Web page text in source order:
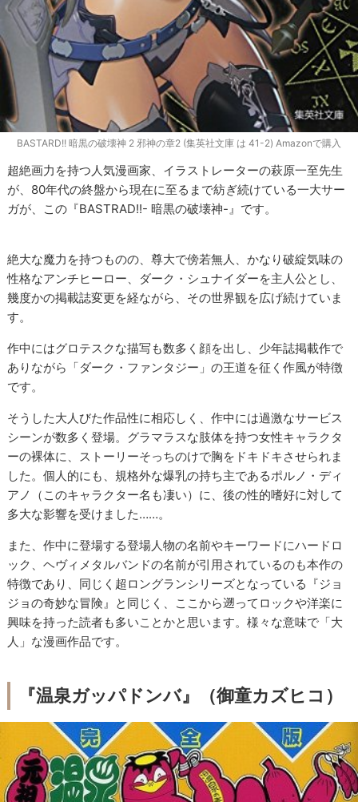
BASTARD!! 暗黒の破壊神 2 邪神の章2 (集英社文庫 は 41-2) Amazonで購入
超絶画力を持つ人気漫画家、イラストレーターの萩原一至先生
が、80年代の終盤から現在に至るまで紡ぎ続けている一大サー
ガが、この『BASTRAD!!- 暗黒の破壊神-』です。
絶大な魔力を持つものの、尊大で傍若無人、かなり破綻気味の
性格なアンチヒーロー、ダーク・シュナイダーを主人公とし、
幾度かの掲載誌変更を経ながら、その世界観を広げ続けていま
す。
作中にはグロテスクな描写も数多く顔を出し、少年誌掲載作で
ありながら「ダーク・ファンタジー」の王道を征く作風が特徴
です。
そうした大人びた作品性に相応しく、作中には過激なサービス
シーンが数多く登場。グラマラスな肢体を持つ女性キャラクタ
ーの裸体に、ストーリーそっちのけで胸をドキドキさせられま
した。個人的にも、規格外な爆乳の持ち主であるポルノ・ディ
アノ（このキャラクター名も凄い）に、後の性的嗜好に対して
多大な影響を受けました……。
また、作中に登場する登場人物の名前やキーワードにハードロ
ック、ヘヴィメタルバンドの名前が引用されているのも本作の
特徴であり、同じく超ロングランシリーズとなっている『ジョ
ジョの奇妙な冒険』と同じく、ここから遡ってロックや洋楽に
興味を持った読者も多いことかと思います。様々な意味で「大
人」な漫画作品です。
『温泉ガッパドンバ』（御童カズヒコ）